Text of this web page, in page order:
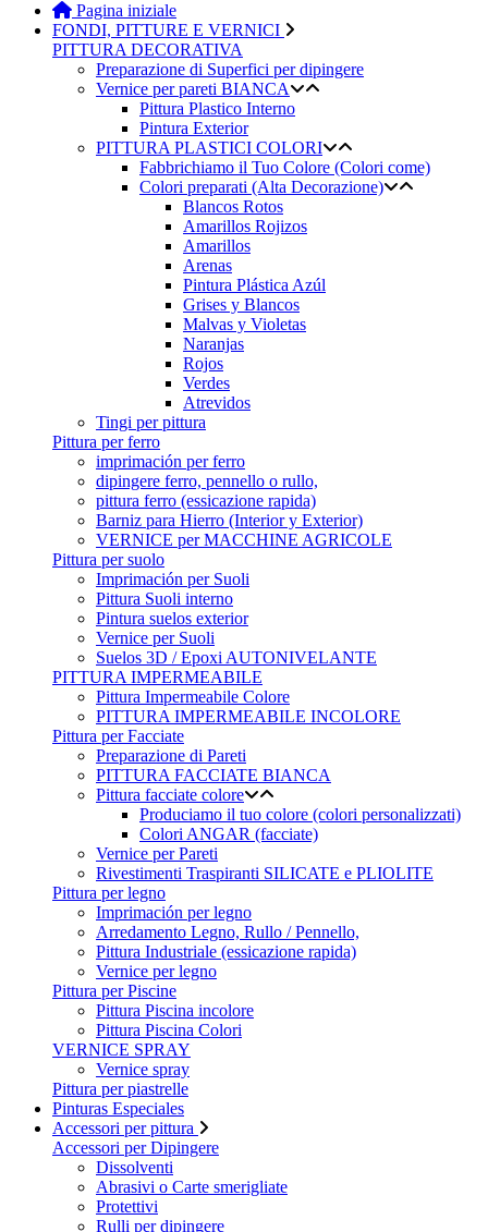
Pagina iniziale
FONDI, PITTURE E VERNICI
PITTURA DECORATIVA
Preparazione di Superfici per dipingere
Vernice per pareti BIANCA
Pittura Plastico Interno
Pintura Exterior
PITTURA PLASTICI COLORI
Fabbrichiamo il Tuo Colore (Colori come)
Colori preparati (Alta Decorazione)
Blancos Rotos
Amarillos Rojizos
Amarillos
Arenas
Pintura Plástica Azúl
Grises y Blancos
Malvas y Violetas
Naranjas
Rojos
Verdes
Atrevidos
Tingi per pittura
Pittura per ferro
imprimación per ferro
dipingere ferro, pennello o rullo,
pittura ferro (essicazione rapida)
Barniz para Hierro (Interior y Exterior)
VERNICE per MACCHINE AGRICOLE
Pittura per suolo
Imprimación per Suoli
Pittura Suoli interno
Pintura suelos exterior
Vernice per Suoli
Suelos 3D / Epoxi AUTONIVELANTE
PITTURA IMPERMEABILE
Pittura Impermeabile Colore
PITTURA IMPERMEABILE INCOLORE
Pittura per Facciate
Preparazione di Pareti
PITTURA FACCIATE BIANCA
Pittura facciate colore
Produciamo il tuo colore (colori personalizzati)
Colori ANGAR (facciate)
Vernice per Pareti
Rivestimenti Traspiranti SILICATE e PLIOLITE
Pittura per legno
Imprimación per legno
Arredamento Legno, Rullo / Pennello,
Pittura Industriale (essicazione rapida)
Vernice per legno
Pittura per Piscine
Pittura Piscina incolore
Pittura Piscina Colori
VERNICE SPRAY
Vernice spray
Pittura per piastrelle
Pinturas Especiales
Accessori per pittura
Accessori per Dipingere
Dissolventi
Abrasivi o Carte smerigliate
Protettivi
Rulli per dipingere